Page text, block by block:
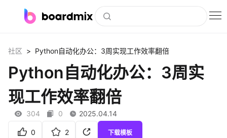
社区资源
会员
企业服务
社区 > Python自动化办公：3周实现工作效率翻倍
Python自动化办公：3周实
现工作效率翻倍
304 0 2025.04.14
0 2 下载模板